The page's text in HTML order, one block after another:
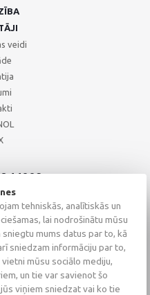
veidi
tehniskās, analītiskās un
lai nodrošinātu mūsu
mums datus par to, kā
sniedzam informāciju par to,
mūsu sociālo mediju,
un tie var savienot šo
viņiem sniedzat vai ko tie